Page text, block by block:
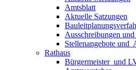
Amtsblatt
Aktuelle Satzungen
Ausschreibungen
Stellenangebote und
Rathaus
Bürgermeister ­ und